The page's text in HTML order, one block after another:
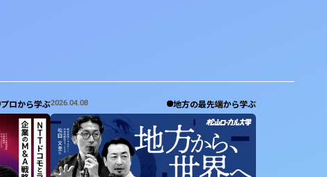
プロから学ぶ2026.04.08 地方の最先端から学ぶ